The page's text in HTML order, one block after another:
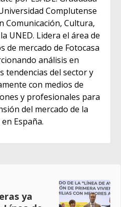
Complutense
Comunicación, Cultura,
UNED. Lidera el área de
de mercado de Fotocasa
análisis en
tendencias del sector y
con medios de
y profesionales para
del mercado de la
España.
ya